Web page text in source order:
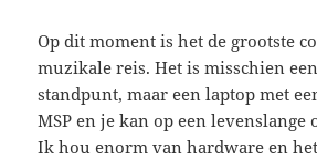
Op dit moment is het de grootste
muzikale reis. Het is misschien
standpunt, maar een laptop met
MSP en je kan op een levenslange
Ik hou enorm van hardware en